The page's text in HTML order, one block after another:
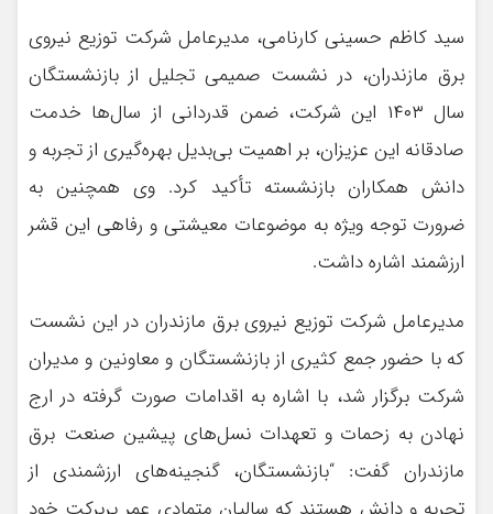
سید کاظم حسینی کارنامی، مدیرعامل شرکت توزیع نیروی
برق مازندران، در نشست صمیمی تجلیل از بازنشستگان
سال ۱۴۰۳ این شرکت، ضمن قدردانی از سال‌ها خدمت
صادقانه این عزیزان، بر اهمیت بی‌بدیل بهره‌گیری از تجربه و
دانش همکاران بازنشسته تأکید کرد. وی همچنین به
ضرورت توجه ویژه به موضوعات معیشتی و رفاهی این قشر
ارزشمند اشاره داشت.
مدیرعامل شرکت توزیع نيروي برق مازندران در این نشست
که با حضور جمع کثیری از بازنشستگان و معاونین و مدیران
شرکت برگزار شد، با اشاره به اقدامات صورت گرفته در ارج
نهادن به زحمات و تعهدات نسل‌های پیشین صنعت برق
مازندران گفت: “بازنشستگان، گنجینه‌های ارزشمندی از